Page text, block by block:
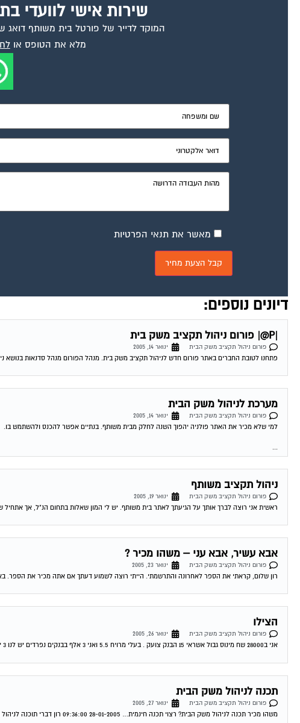
שירות אישי לוועדי
המוקד לדייר של פורטל בית משותף דואג
מלא את הטופס או
מאשר את תנאי הפרטיות
דיונים נוספים:
|P@| פורום ניהול תקציב משק בית
פורום ניהול תקציב משק הבית
ינואר 14, 2005
פתחנו לטובת החברים באתר פורום חדש לניהול תקציב משק בית. מנהל הפורום מנהל סדנאות בנושא
מערכת לניהול משק הבית
פורום ניהול תקציב משק הבית
ינואר 14, 2005
למי שלא מכיר את האתר פולניה יהפוך השנה לחלק מבית משותף. בנתיים אפשר להכנס ולהשתמש בו.
ניהול תקציב משותף
פורום ניהול תקציב משק הבית
ינואר 19, 2005
ראשית אני רוצה לברך אותך על הגיעתך לאתר בית משותף. יש לי המון שאלות בתחום הנ"ל, אך אתחיל
אבא עשיר, אבא עני – משהו מכיר ?
פורום ניהול תקציב משק הבית
ינואר 23, 2005
רון שלום, קראתי את הספר לאחרונה והתרשמתי. הייתי רוצה לשמוע דעתך אם אתה מכיר את הספר.
הצילו
פורום ניהול תקציב משק הבית
ינואר 26, 2005
אני ב28000 שח מינוס גבול אשראי 15 הבנק צועק . בעלי מרויח 5.5 ואני 3 אלף בבנקים נפרדים יש לנו 3 ילדים . משכנתא וכלכלה...
תכנה לניהול משק הבית
פורום ניהול תקציב משק הבית
ינואר 27, 2005
משהו מכיר תכנה לניהול משק הבית? רצוי תכנה חינמית… 28-01-2005 09:36:00 רון דברי תוכנה לניהול משק בית שלום רב, ישנה תוכנה שכזו, אני בודק כרגע...